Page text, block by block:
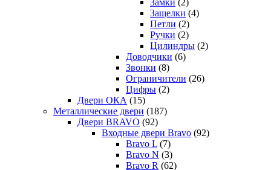
Защелки (4)
Петли (2)
Ручки (2)
Цилиндры (2)
Доводчики (6)
Звонки (8)
Ограничители (26)
Цифры (2)
Двери ОКА (15)
Металлические двери (187)
Двери BRAVO (92)
Входные двери Bravo (92)
Bravo L (7)
Bravo N (3)
Bravo R (62)